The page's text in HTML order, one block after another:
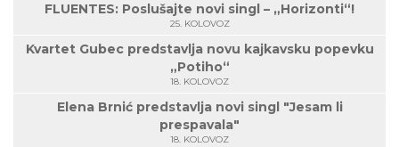
FLUENTES: Poslušajte novi singl – „Horizonti“!
25. KOLOVOZ
Kvartet Gubec predstavlja novu kajkavsku popevku
„Potiho“
18. KOLOVOZ
Elena Brnić predstavlja novi singl "Jesam li
prespavala"
18. KOLOVOZ